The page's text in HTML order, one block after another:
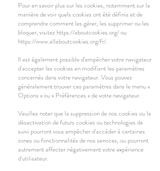
Pour en savoir plus sur les cookies, notamment sur la
manière de voir quels cookies ont été définis et de
comprendre comment les gérer, les supprimer ou les
bloquer, visitez https://aboutcookies.org/ou
https://www.allaboutcookies.org/fr/.
Il est également possible d'empêcher votre navigateur
d'accepter les cookies en modifiant les paramètres
concernés dans votre navigateur. Vous pouvez
généralement trouver ces paramètres dans le menu «
Options » ou « Préférences » de votre navigateur.
Veuillez noter que la suppression de nos cookies ou la
désactivation de futurs cookies ou technologies de
suivi pourront vous empêcher d'accéder à certaines
zones ou fonctionnalités de nos services, ou pourront
autrement affecter négativement votre expérience
d'utilisateur.